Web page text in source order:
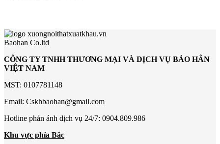
Baohan Co.ltd
CÔNG TY TNHH THƯƠNG MẠI VÀ DỊCH VỤ BẢO HÂN
VIỆT NAM
MST: 0107781148
Email: Cskhbaohan@gmail.com
Hotline phản ánh dịch vụ 24/7: 0904.809.986
Khu vực phía Bắc